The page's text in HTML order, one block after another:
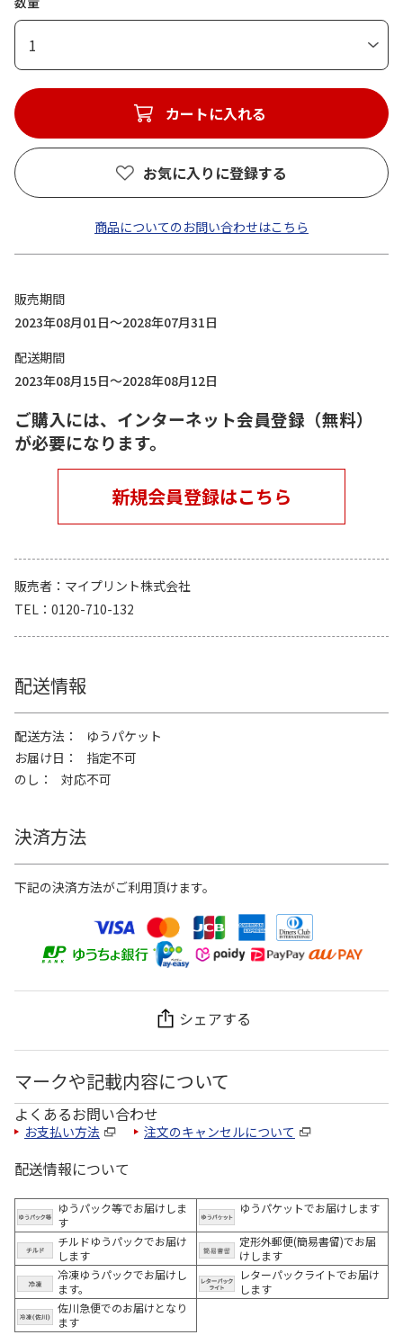
1
カートに入れる
お気に入りに登録する
商品についてのお問い合わせはこちら
販売期間
2023年08月01日～2028年07月31日
配送期間
2023年08月15日～2028年08月12日
ご購入には、インターネット会員登録（無料）
が必要になります。
新規会員登録はこちら
販売者
マイプリント株式会社
TEL
0120-710-132
配送情報
配送方法
ゆうパケット
お届け日
指定不可
のし
対応不可
決済方法
下記の決済方法がご利用頂けます。
シェアする
マークや記載内容について
よくあるお問い合わせ
お支払い方法 注文のキャンセルについて
配送情報について
ゆうパック等でお届けしま
す
ゆうパケットでお届けします
チルドゆうパックでお届け
します
定形外郵便(簡易書留)でお届
けします
冷凍ゆうパックでお届けし
ます。
レターパックライトでお届け
します
佐川急便でのお届けとなり
ます